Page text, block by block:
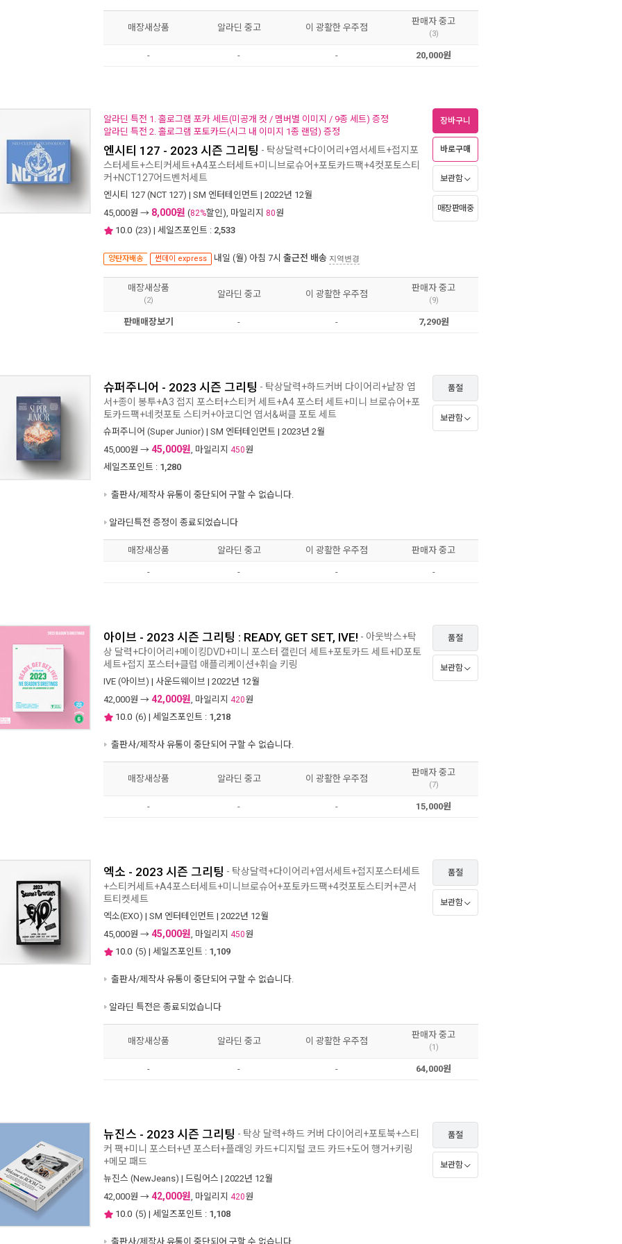
매장새상품 알라딘 중고 이 광활한 우주점
판매자 중고
(3)
- - - 20,000원
알라딘 특전 1. 홀로그램 포카 세트(미공개 컷 / 멤버별 이미지 / 9종 세트) 증정
알라딘 특전 2. 홀로그램 포토카드(시그 내 이미지 1종 랜덤) 증정
엔시티 127 - 2023 시즌 그리팅 - 탁상달력+다이어리+엽서세트+접지포
스터세트+스티커세트+A4포스터세트+미니브로슈어+포토카드팩+4컷포토스티
커+NCT127어드벤처세트
엔시티 127 (NCT 127) | SM 엔터테인먼트 | 2022년 12월
45,000원 → 8,000원 (82%할인), 마일리지 80원
10.0 (23) | 세일즈포인트 : 2,533
양탄자배송 썬데이 express 내일 (월) 아침 7시 출근전 배송 지역변경
장바구니
바로구매
보관함
매장판매중
매장새상품
(2)
알라딘 중고 이 광활한 우주점
판매자 중고
(9)
판매매장보기 - - 7,290원
슈퍼주니어 - 2023 시즌 그리팅 - 탁상달력+하드커버 다이어리+낱장 엽
서+종이 봉투+A3 접지 포스터+스티커 세트+A4 포스터 세트+미니 브로슈어+포
토카드팩+네컷포토 스티커+아코디언 엽서&써클 포토 세트
슈퍼주니어 (Super Junior) | SM 엔터테인먼트 | 2023년 2월
45,000원 → 45,000원, 마일리지 450원
세일즈포인트 : 1,280
출판사/제작사 유통이 중단되어 구할 수 없습니다.
알라딘특전 증정이 종료되었습니다
품절
보관함
매장새상품 알라딘 중고 이 광활한 우주점 판매자 중고
- - - -
아이브 - 2023 시즌 그리팅 : READY, GET SET, IVE! - 아웃박스+탁
상 달력+다이어리+메이킹DVD+미니 포스터 캘린더 세트+포토카드 세트+ID포토
세트+접지 포스터+클럽 애플리케이션+휘슬 키링
IVE (아이브) | 사운드웨이브 | 2022년 12월
42,000원 → 42,000원, 마일리지 420원
10.0 (6) | 세일즈포인트 : 1,218
출판사/제작사 유통이 중단되어 구할 수 없습니다.
품절
보관함
매장새상품 알라딘 중고 이 광활한 우주점
판매자 중고
(7)
- - - 15,000원
엑소 - 2023 시즌 그리팅 - 탁상달력+다이어리+엽서세트+접지포스터세트
+스티커세트+A4포스터세트+미니브로슈어+포토카드팩+4컷포토스티커+콘서
트티켓세트
엑소(EXO) | SM 엔터테인먼트 | 2022년 12월
45,000원 → 45,000원, 마일리지 450원
10.0 (5) | 세일즈포인트 : 1,109
출판사/제작사 유통이 중단되어 구할 수 없습니다.
알라딘 특전은 종료되었습니다
품절
보관함
매장새상품 알라딘 중고 이 광활한 우주점
판매자 중고
(1)
- - - 64,000원
뉴진스 - 2023 시즌 그리팅 - 탁상 달력+하드 커버 다이어리+포토북+스티
커 팩+미니 포스터+년 포스터+플래잉 카드+디지털 코드 카드+도어 행거+키링
+메모 패드
뉴진스 (NewJeans) | 드림어스 | 2022년 12월
42,000원 → 42,000원, 마일리지 420원
10.0 (5) | 세일즈포인트 : 1,108
출판사/제작사 유통이 중단되어 구할 수 없습니다.
품절
보관함